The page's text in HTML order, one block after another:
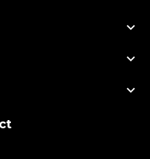


